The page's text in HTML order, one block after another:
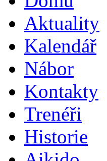
Aktuality
Kalendář
Nábor
Kontakty
Trenéři
Historie